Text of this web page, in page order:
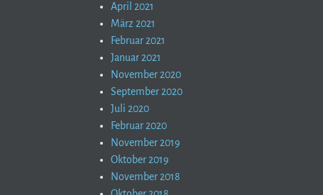
April 2021
März 2021
Februar 2021
Januar 2021
November 2020
September 2020
Juli 2020
Februar 2020
November 2019
Oktober 2019
November 2018